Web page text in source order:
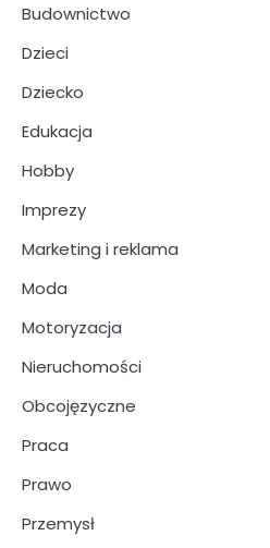
Budownictwo
Dzieci
Dziecko
Edukacja
Hobby
Imprezy
Marketing i reklama
Moda
Motoryzacja
Nieruchomości
Obcojęzyczne
Praca
Prawo
Przemysł